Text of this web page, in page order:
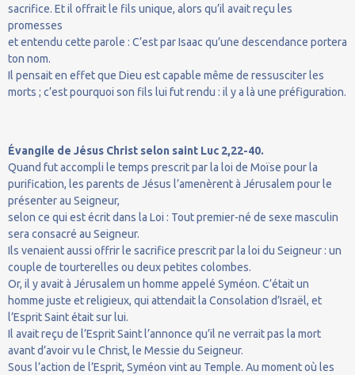
sacrifice. Et il offrait le fils unique, alors qu’il avait reçu les
promesses
et entendu cette parole : C’est par Isaac qu’une descendance portera
ton nom.
Il pensait en effet que Dieu est capable même de ressusciter les
morts ; c’est pourquoi son fils lui fut rendu : il y a là une préfiguration.
Évangile de Jésus Christ selon saint Luc 2,22-40.
Quand fut accompli le temps prescrit par la loi de Moïse pour la
purification, les parents de Jésus l’amenèrent à Jérusalem pour le
présenter au Seigneur,
selon ce qui est écrit dans la Loi : Tout premier-né de sexe masculin
sera consacré au Seigneur.
Ils venaient aussi offrir le sacrifice prescrit par la loi du Seigneur : un
couple de tourterelles ou deux petites colombes.
Or, il y avait à Jérusalem un homme appelé Syméon. C’était un
homme juste et religieux, qui attendait la Consolation d’Israël, et
l’Esprit Saint était sur lui.
Il avait reçu de l’Esprit Saint l’annonce qu’il ne verrait pas la mort
avant d’avoir vu le Christ, le Messie du Seigneur.
Sous l’action de l’Esprit, Syméon vint au Temple. Au moment où les